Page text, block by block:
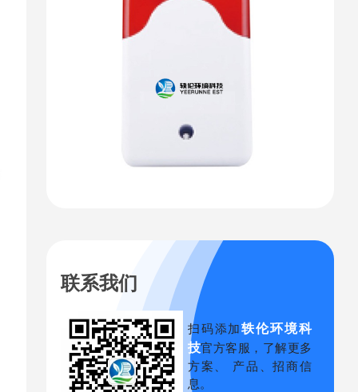
联系我们
扫码添加轶伦环境科
技官方客服，了解更多
方案、 产品、招商信
息。